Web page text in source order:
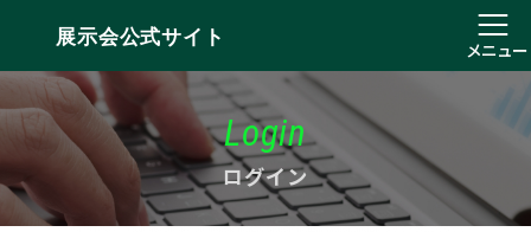
展示会公式サイト
メニュー
Login
ログイン